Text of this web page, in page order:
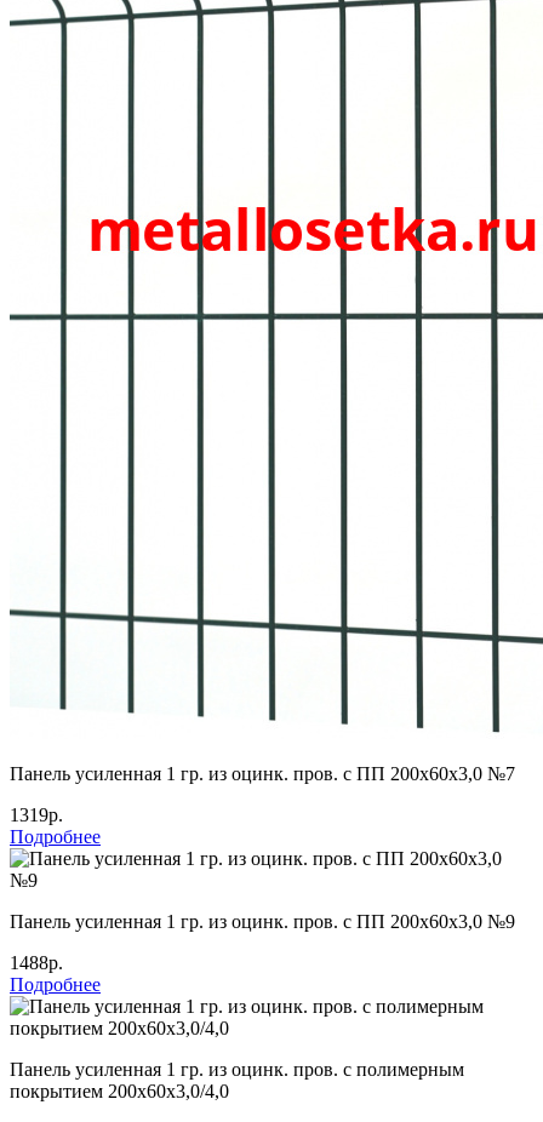
Панель усиленная 1 гр. из оцинк. пров. с ПП 200х60х3,0 №7
1319р.
Подробнее
Панель усиленная 1 гр. из оцинк. пров. с ПП 200х60х3,0 №9
1488р.
Подробнее
Панель усиленная 1 гр. из оцинк. пров. с полимерным
покрытием 200х60х3,0/4,0